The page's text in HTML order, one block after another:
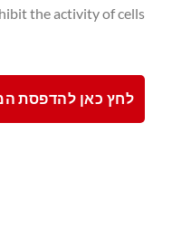
the activity of cells
לחץ כאן להדפסת